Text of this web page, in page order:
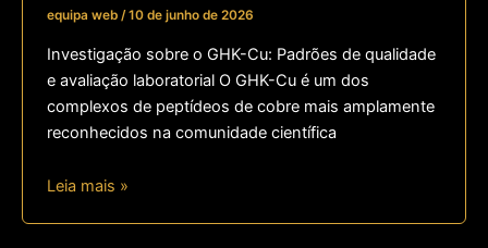
equipa web /10 de junho de 2026
Investigação sobre o GHK-Cu: Padrões de qualidade
e avaliação laboratorial O GHK-Cu é um dos
complexos de peptídeos de cobre mais amplamente
reconhecidos na comunidade científica
Leia mais »